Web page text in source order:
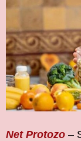
Net Protozo –